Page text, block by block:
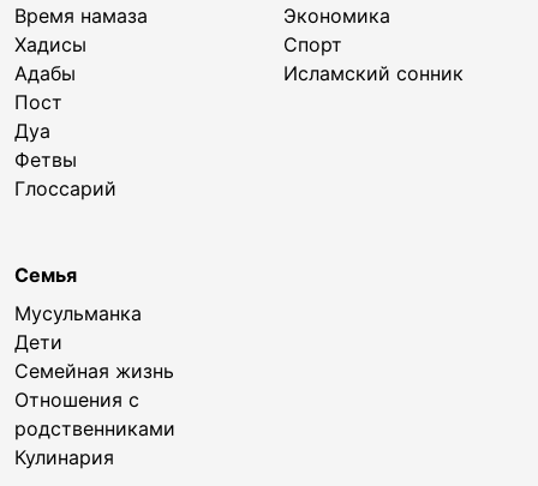
Время намаза
Хадисы
Адабы
Пост
Дуа
Фетвы
Глоссарий
Экономика
Спорт
Исламский сонник
Семья
Мусульманка
Дети
Семейная жизнь
Отношения с
родственниками
Кулинария